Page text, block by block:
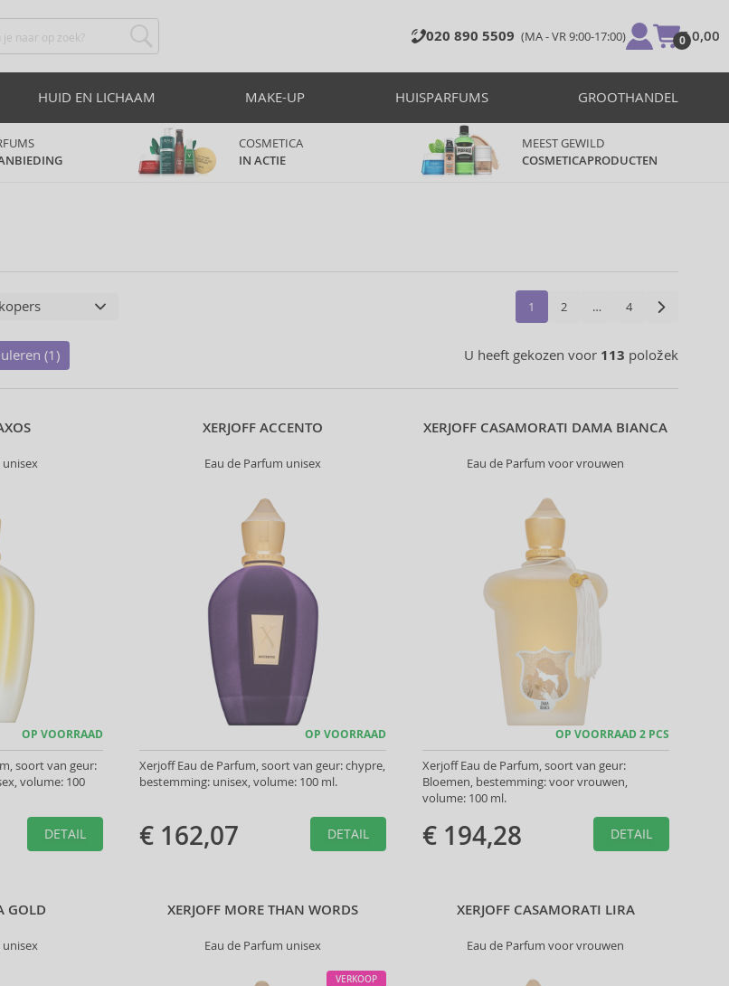
020 890 5509 (MA - VR 9:00-17:00) 0
€ 0,00
HUID EN LICHAAM MAKE-UP HUISPARFUMS GROOTHANDEL
COSMETICA
IN ACTIE
MEEST GEWILD
COSMETICAPRODUCTEN
1 2 … 4
U heeft gekozen voor 113 položek
(1)
unisex
OP VOORRAAD
soort van geur:
volume: 100
DETAIL
XERJOFF ACCENTO
Eau de Parfum unisex
OP VOORRAAD
Xerjoff Eau de Parfum, soort van geur: chypre,
bestemming: unisex, volume: 100 ml.
€ 162,07 DETAIL
XERJOFF CASAMORATI DAMA BIANCA
Eau de Parfum voor vrouwen
OP VOORRAAD 2 PCS
Xerjoff Eau de Parfum, soort van geur:
Bloemen, bestemming: voor vrouwen,
volume: 100 ml.
€ 194,28 DETAIL
GOLD
unisex
XERJOFF MORE THAN WORDS
Eau de Parfum unisex
VERKOOP
XERJOFF CASAMORATI LIRA
Eau de Parfum voor vrouwen